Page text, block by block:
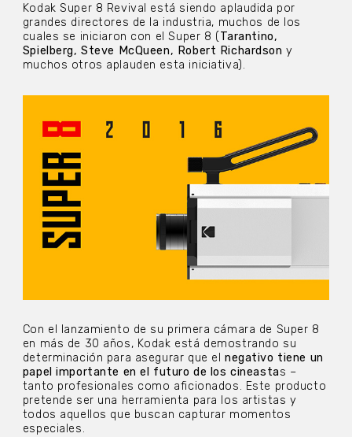
Kodak Super 8 Revival está siendo aplaudida por
grandes directores de la industria, muchos de los
cuales se iniciaron con el Super 8 ( Tarantino,
Spielberg, Steve McQueen, Robert Richardson y
muchos otros aplauden esta iniciativa).
Con el lanzamiento de su primera cámara de Super 8
en más de 30 años, Kodak está demostrando su
determinación para asegurar que el negativo tiene un
papel importante en el futuro de los cineastas –
tanto profesionales como aficionados. Este producto
pretende ser una herramienta para los artistas y
todos aquellos que buscan capturar momentos
especiales.